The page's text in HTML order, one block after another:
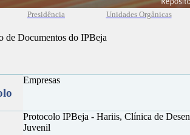
Presidência Unidades Orgânicas
de Documentos do IPBeja
Empresas
Protocolo IPBeja - Hariis, Clínica de
Juvenil